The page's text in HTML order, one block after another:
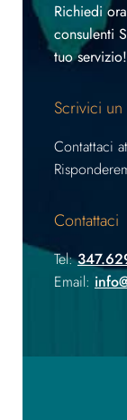
Richiedi
consulenti
tuo servizio!
Scrivici
Contattaci
Contattaci
Tel:
Email: